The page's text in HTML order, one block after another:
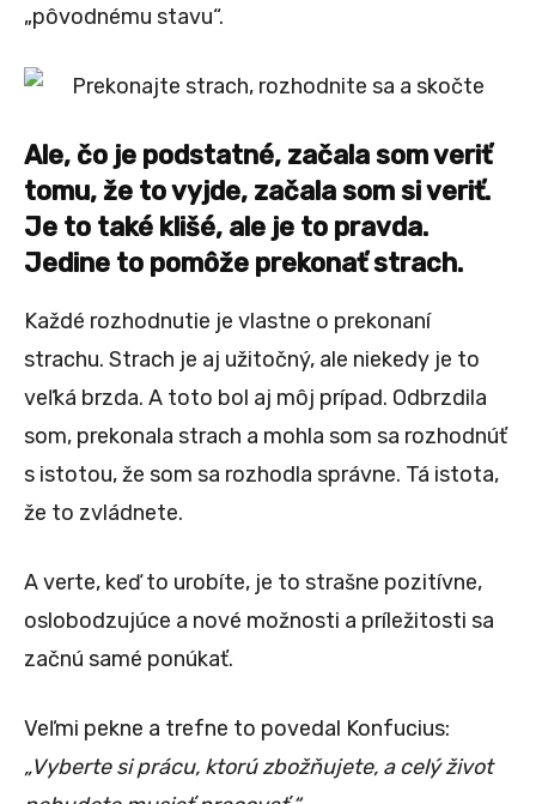
„pôvodnému stavu“.
Ale, čo je podstatné, začala som veriť
tomu, že to vyjde, začala som si veriť.
Je to také klišé, ale je to pravda.
Jedine to pomôže prekonať strach.
Každé rozhodnutie je vlastne o prekonaní
strachu. Strach je aj užitočný, ale niekedy je to
veľká brzda. A toto bol aj môj prípad. Odbrzdila
som, prekonala strach a mohla som sa rozhodnúť
s istotou, že som sa rozhodla správne. Tá istota,
že to zvládnete.
A verte, keď to urobíte, je to strašne pozitívne,
oslobodzujúce a nové možnosti a príležitosti sa
začnú samé ponúkať.
Veľmi pekne a trefne to povedal Konfucius:
„Vyberte si prácu, ktorú zbožňujete, a celý život